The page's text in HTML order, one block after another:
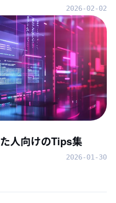
2026-02-02
人向けのTips集
2026-01-30